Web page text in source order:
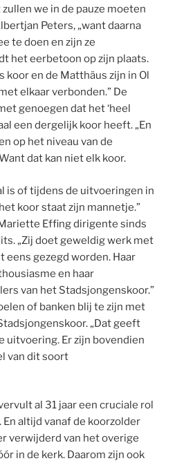
we in de pauze moeten
Peters, „want daarna
te doen en zijn ze
het eerbetoon op zijn plaats.
koor en de Matthäus zijn in Ol
elkaar verbonden.” De
genoegen dat het ‘heel
een dergelijk koor heeft. „En
op het niveau van de
dat kan niet elk koor.
is of tijdens de uitvoeringen in
koor staat zijn mannetje.”
Effing dirigente sinds
„Zij doet geweldig werk met
eens gezegd worden. Haar
en haar
van het Stadsjongenskoor.”
of banken blij te zijn met
„Dat geeft
uitvoering. Er zijn bovendien
van dit soort
al 31 jaar een cruciale rol
altijd vanaf de koorzolder
verwijderd van het overige
in de kerk. Daarom zijn ook